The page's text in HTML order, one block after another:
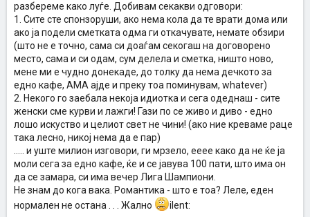
разбереме како луѓе. Добивам секакви одговори:
1. Сите сте спонзоруши, ако нема кола да те врати дома или
ако ја подели сметката одма ги откачувате, немате обзири
(што не е точно, сама си доаѓам секогаш на договорено
место, сама и си одам, сум делела и сметка, ништо ново,
мене ми е чудно донекаде, до толку да нема дечкото за
едно кафе, АМА ајде и преку тоа поминувам, whatever)
2. Некого го заебала некоја идиотка и сега одеднаш - сите
женски сме курви и лажги! Гази по се живо и диво - едно
лошо искуство и целиот свет не чини! (ако ние креваме раце
така лесно, никој нема да е пар)
..... и уште милион изговори, ги мрзело, ееее како да не ќе ја
моли сега за едно кафе, ќе и се јавува 100 пати, што има он
да се замара, си има вечер Лига Шампиони.
Не знам до кога вака. Романтика - што е тоа? Леле, еден
нормален не остана . . . Жално
ilent: